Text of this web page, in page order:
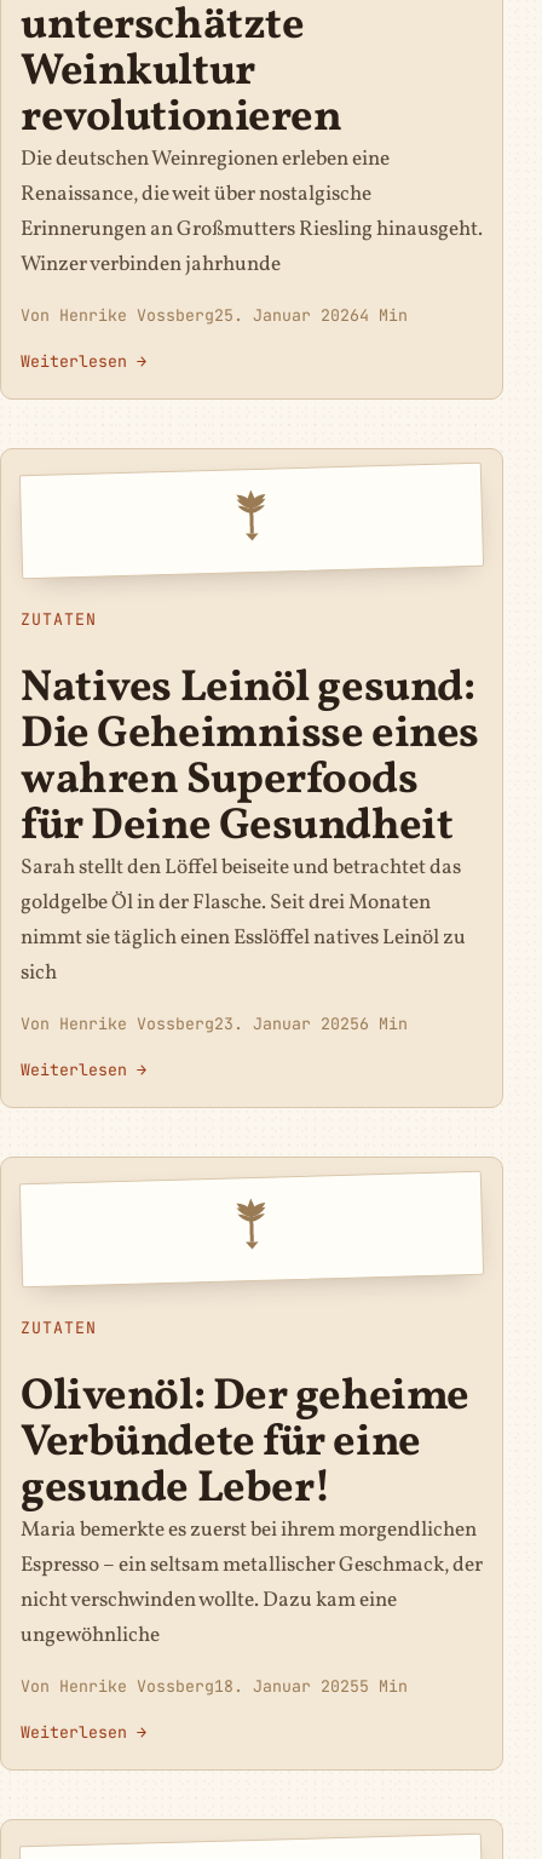
unterschätzte
Weinkultur
revolutionieren
Die deutschen Weinregionen erleben eine
Renaissance, die weit über nostalgische
Erinnerungen an Großmutters Riesling hinausgeht.
Winzer verbinden jahrhunde
Von Henrike Vossberg25. Januar 20264 Min
Weiterlesen →
ZUTATEN
Natives Leinöl gesund:
Die Geheimnisse eines
wahren Superfoods
für Deine Gesundheit
Sarah stellt den Löffel beiseite und betrachtet das
goldgelbe Öl in der Flasche. Seit drei Monaten
nimmt sie täglich einen Esslöffel natives Leinöl zu
sich
Von Henrike Vossberg23. Januar 20256 Min
Weiterlesen →
ZUTATEN
Olivenöl: Der geheime
Verbündete für eine
gesunde Leber!
Maria bemerkte es zuerst bei ihrem morgendlichen
Espresso – ein seltsam metallischer Geschmack, der
nicht verschwinden wollte. Dazu kam eine
ungewöhnliche
Von Henrike Vossberg18. Januar 20255 Min
Weiterlesen →